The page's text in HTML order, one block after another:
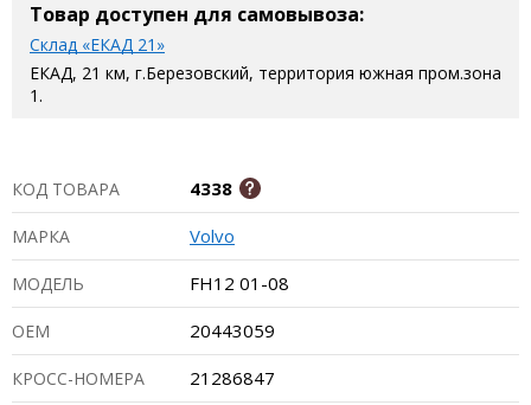
Товар доступен для самовывоза:
Склад «ЕКАД 21»
ЕКАД, 21 км, г.Березовский, территория южная пром.зона
1.
КОД ТОВАРА 4338
МАРКА Volvo
МОДЕЛЬ FH12 01-08
ОЕМ 20443059
КРОСС-НОМЕРА 21286847